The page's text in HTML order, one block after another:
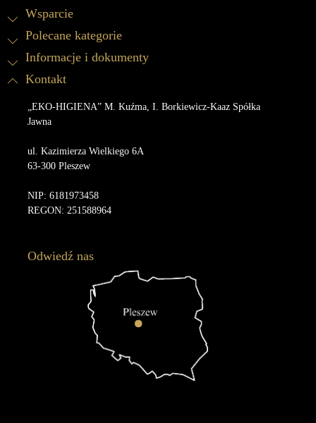
Wsparcie
Polecane kategorie
Informacje i dokumenty
Kontakt
„EKO-HIGIENA” M. Kuźma, I. Borkiewicz-Kaaz Spółka
Jawna
ul. Kazimierza Wielkiego 6A
63-300 Pleszew
NIP: 6181973458
REGON: 251588964
Odwiedź nas